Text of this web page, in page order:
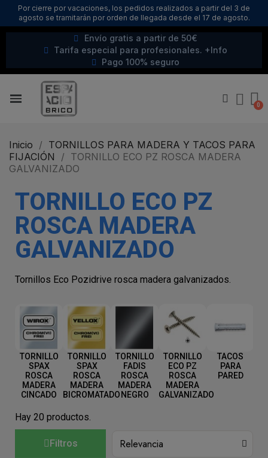
Por cierre por vacaciones, los pedidos realizados a partir del 3 de
agosto se tramitarán por orden de llegada desde el 17 de agosto.
Envío gratis a partir de 50€
Tarifa especial para profesionales. +Info
Pago 100% seguro
Inicio
TORNILLOS PARA MADERA Y TACOS PARA
FIJACIÓN
TORNILLO ECO PZ ROSCA MADERA
GALVANIZADO
TORNILLO ECO PZ
ROSCA MADERA
GALVANIZADO
Tornillos Eco Pozidrive rosca madera galvanizados.
TORNILLO
SPAX
ROSCA
MADERA
CINCADO
TORNILLO
SPAX
ROSCA
MADERA
BICROMATADO
TORNILLO
FADIS
ROSCA
MADERA
NEGRO
TORNILLO
ECO PZ
ROSCA
MADERA
GALVANIZADO
TACOS
PARA
PARED
Hay 20 productos.
Filtros